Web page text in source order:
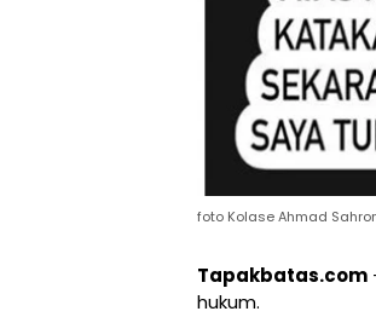
foto Kolase Ahmad
Tapakbatas.com
hukum.